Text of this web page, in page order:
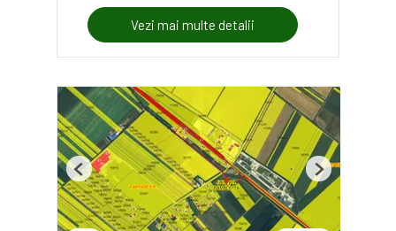
Vezi mai multe detalii
Previous Next